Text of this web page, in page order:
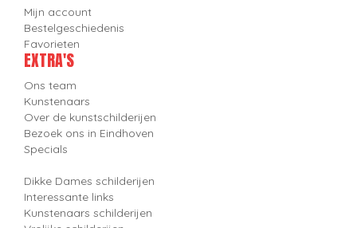
Mijn account
Bestelgeschiedenis
Favorieten
EXTRA'S
Ons team
Kunstenaars
Over de kunstschilderijen
Bezoek ons in Eindhoven
Specials
Dikke Dames schilderijen
Interessante links
Kunstenaars schilderijen